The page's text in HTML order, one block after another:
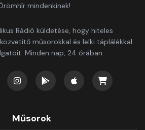
mindenkinek!
Rádió küldetése, hogy hiteles
műsorokkal és lelki táplálékkal
Minden nap, 24 órában.
Műsorok